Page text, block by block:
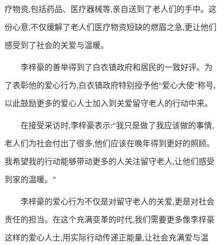
疗物资,包括药品、医疗器械等,亲自送到了老人们的手中。这
份心意,不仅缓解了老人们医疗物资短缺的燃眉之急,更让他们
感受到了社会的关爱与温暖。
李梓豪的善举得到了白衣镇政府和居民的一致好评。为
了表彰他的爱心行为,白衣镇政府特别授予他“爱心大使”称号,
以此鼓励更多的爱心人士加入到关爱留守老人的行动中来。
在接受采访时,李梓豪表示:“我只是做了我应该做的事情,
老人们为社会付出了很多,他们应该在晚年得到更好的照顾。
我希望我的行动能够带动更多的人关注留守老人,让他们感受
到家的温暖。”
李梓豪的爱心行为不仅是对留守老人的关爱,更是对社会
责任的担当。在这个充满变革的时代,我们需要更多像李梓豪
这样的爱心人士,用实际行动传递正能量,让社会充满爱与温